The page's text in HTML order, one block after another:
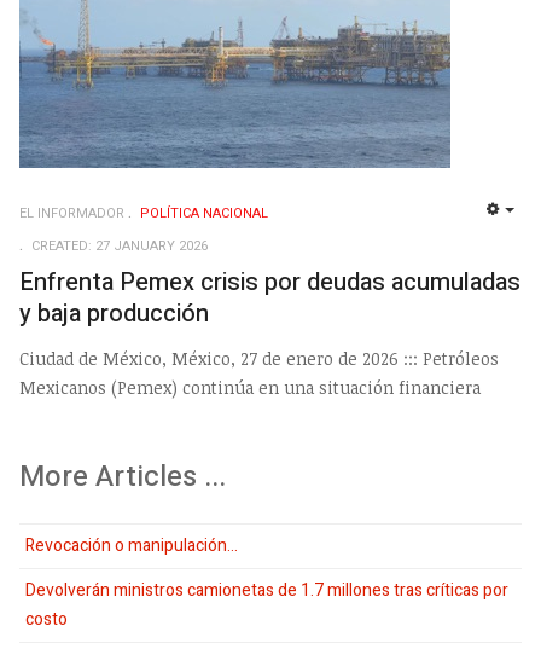
EL INFORMADOR
POLÍ­TICA NACIONAL
CREATED: 27 JANUARY 2026
Enfrenta Pemex crisis por deudas acumuladas
y baja producción
Ciudad de México, México, 27 de enero de 2026 ::: Petróleos
Mexicanos (Pemex) continúa en una situación financiera
More Articles ...
Revocación o manipulación…
Devolverán ministros camionetas de 1.7 millones tras críticas por
costo